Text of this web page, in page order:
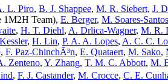
L. Piro, B. J. Shappee, M. R. Siebert, J.
1M2H Team), E. Berger, M. Soares-Santos
, H. T. Diehl, A. Drlica-Wagner, M. R.
, H. Lin, P. A. A. Lopes, A. C. C.
, F. Paz-ChinchÃ³n, E. Quataert, M. Sako,
Zenteno, Y. Zhang, T. M. C. Abbott, M.
, F. J. Castander, M. Crocce, C. E.